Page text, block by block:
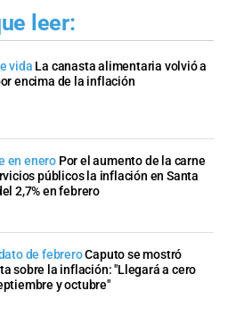
leer:
vida La canasta alimentaria volvió a
encima de la inflación
en enero Por el aumento de la carne
públicos la inflación en Santa
2,7% en febrero
de febreroCaputo se mostró
sobre la inflación: "Llegará a cero
y octubre"